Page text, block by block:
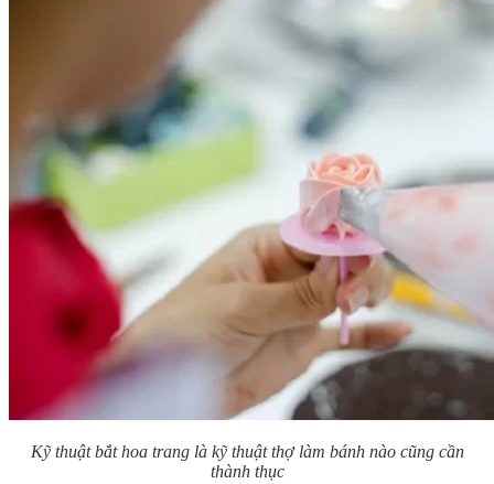
Kỹ thuật bắt hoa trang là kỹ thuật thợ làm bánh nào cũng cần
thành thục